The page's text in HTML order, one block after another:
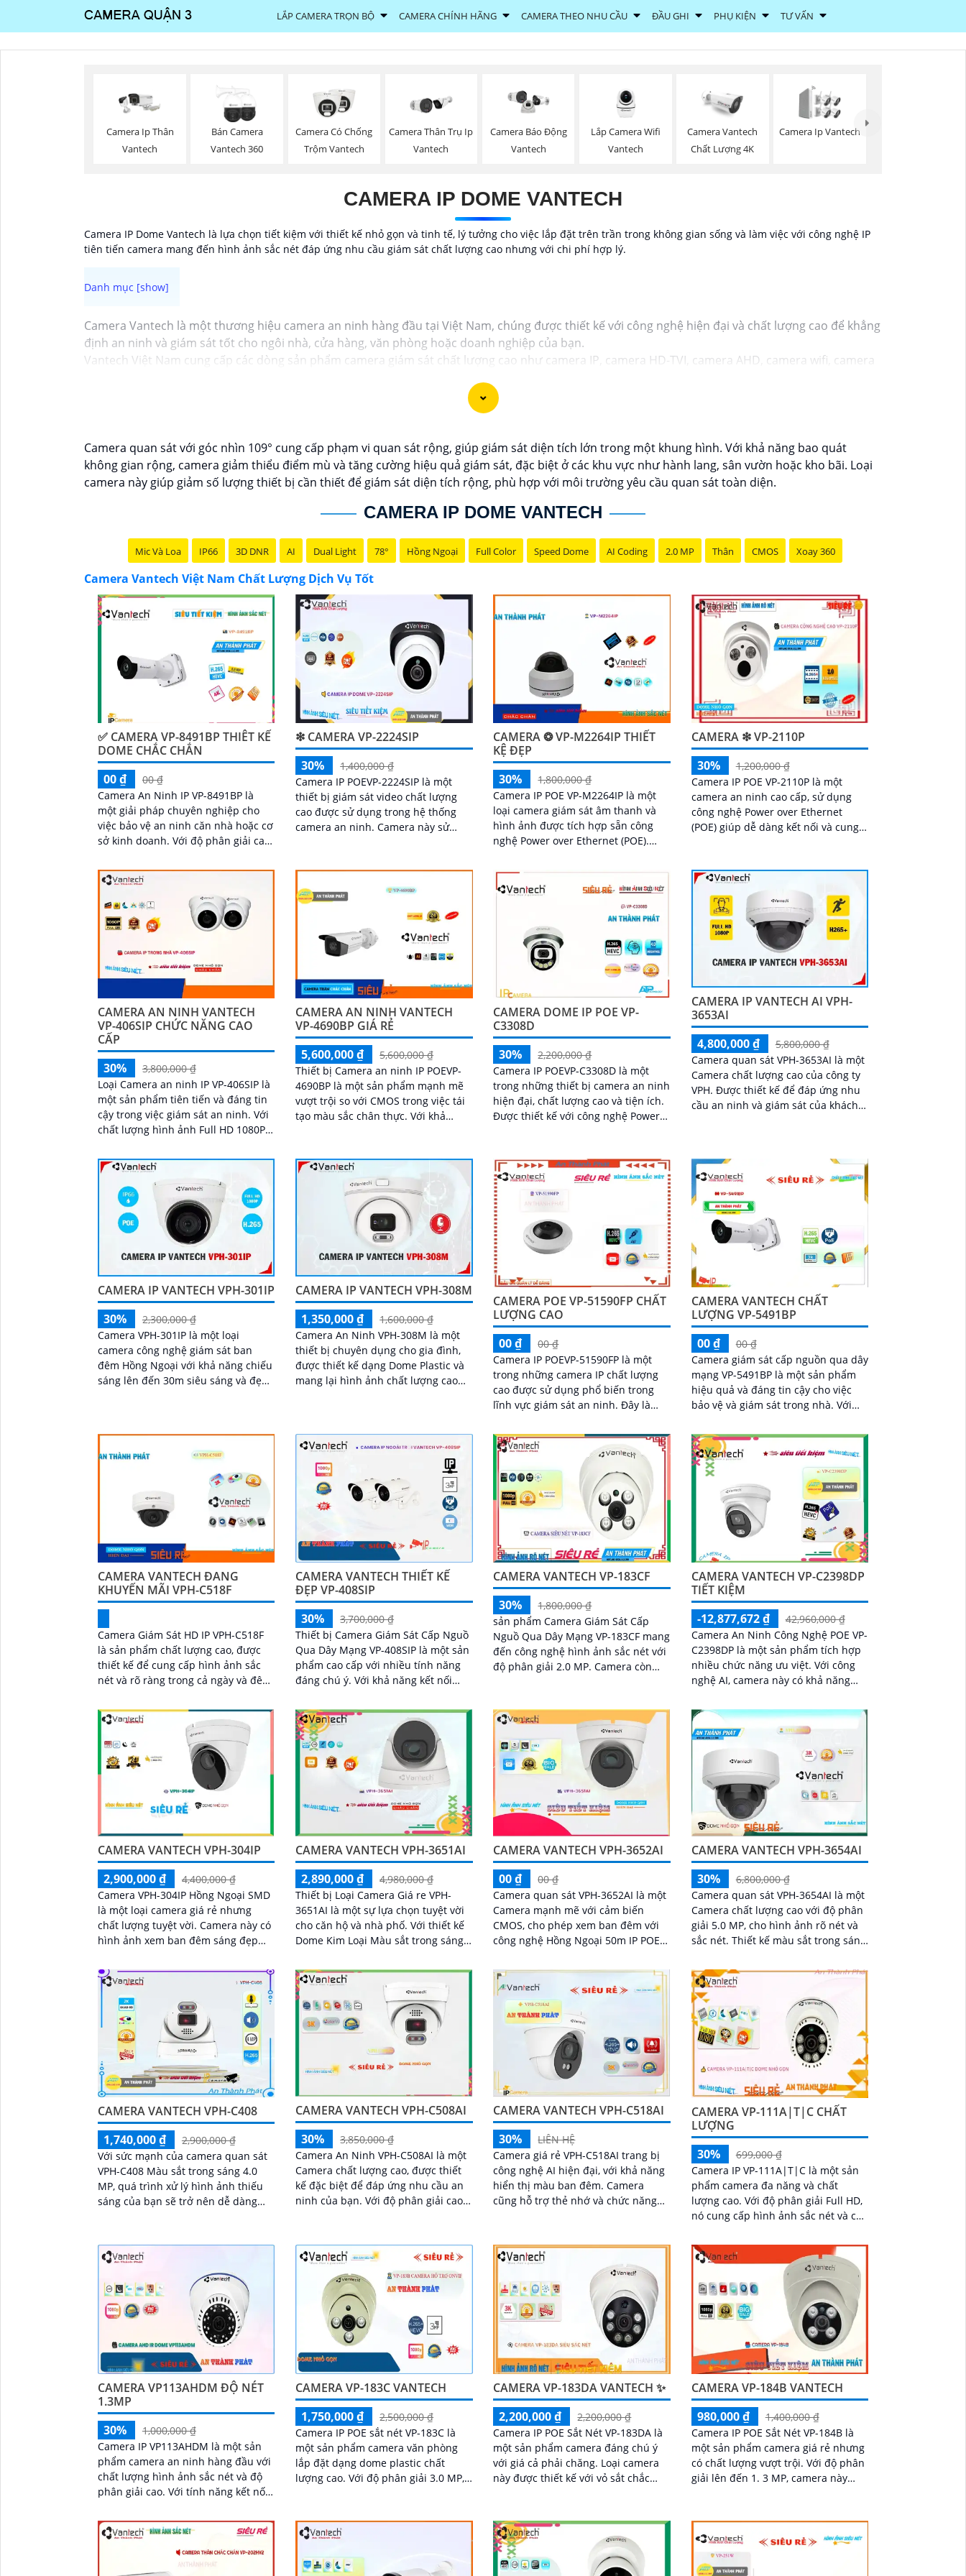
LẮP CAMERA TRỌN BỘ CAMERA CHÍNH HÃNG CAMERA THEO NHU CẦU ĐẦU GHI PHỤ KIỆN TƯ VẤN
Camera Ip Thân
Vantech
Bán Camera
Vantech 360
Camera Có Chống
Trộm Vantech
Camera Thân Trụ Ip
Vantech
Camera Báo Động
Vantech
Lắp Camera Wifi
Vantech
Camera Vantech
Chất Lượng 4K
Camera Ip Vantech
CAMERA IP DOME VANTECH
Camera IP Dome Vantech là lựa chọn tiết kiệm với thiết kế nhỏ gọn và tinh tế, lý tưởng cho việc lắp đặt trên trần trong không gian sống và làm việc với công nghệ IP
tiên tiến camera mang đến hình ảnh sắc nét đáp ứng nhu cầu giám sát chất lượng cao nhưng với chi phí hợp lý.
Camera Vantech là một thương hiệu camera an ninh hàng đầu tại Việt Nam, chúng được thiết kế với công nghệ hiện đại và chất lượng cao để khẳng
định an ninh và giám sát tốt cho ngôi nhà, cửa hàng, văn phòng hoặc doanh nghiệp của bạn.
Vantech Việt Nam cung cấp các dòng sản phẩm camera giám sát chất lượng cao như camera IP, camera HD-TVI, camera AHD, camera wifi, camera
Điểm mạnh của Camera Vantech là chất lượng dịch vụ tốt và hỗ trợ khách hàng chu đáo. Đội ngũ nhân viên kỹ thuật chuyên nghiệp của Vantech sẽ
giúp bạn lựa chọn giải pháp camera phù hợp với nhu cầu và ngân sách của bạn.
hàng đầu mà bạn có thể tin tưởng.
Camera quan sát với góc nhìn 109° cung cấp phạm vi quan sát rộng, giúp giám sát diện tích lớn trong một khung hình. Với khả năng bao quát
không gian rộng, camera giảm thiểu điểm mù và tăng cường hiệu quả giám sát, đặc biệt ở các khu vực như hành lang, sân vườn hoặc kho bãi. Loại
camera này giúp giảm số lượng thiết bị cần thiết để giám sát diện tích rộng, phù hợp với môi trường yêu cầu quan sát toàn diện.
CAMERA IP DOME VANTECH
Mic Và Loa IP66 3D DNR AI Dual Light 78° Hồng Ngoại Full Color Speed Dome AI Coding 2.0 MP Thân CMOS Xoay 360
Camera Vantech Việt Nam Chất Lượng Dịch Vụ Tốt
✅ CAMERA VP-8491BP THIÊT KẾ
DOME CHẮC CHẮN
00 ₫
00 ₫
Camera An Ninh IP VP-8491BP là
một giải pháp chuyên nghiệp cho
việc bảo vệ an ninh căn nhà hoặc cơ
sở kinh doanh. Với độ phân giải cao
dùng xem hình ảnh sắc nét và chi
tiết từ xa
❇ CAMERA VP-2224SIP
30%
1,400,000 ₫
Camera IP POEVP-2224SIP là một
thiết bị giám sát video chất lượng
cao được sử dụng trong hệ thống
camera an ninh. Camera này sử
và truyền dữ liệu thông qua một dây
cáp duy nhất
CAMERA ❂ VP-M2264IP THIẾT
KỆ ĐẸP
30%
1,800,000 ₫
Camera IP POE VP-M2264IP là một
loại camera giám sát âm thanh và
hình ảnh được tích hợp sẵn công
nghệ Power over Ethernet (POE).
dàng cài đặt và sử...
CAMERA ❇ VP-2110P
30%
1,200,000 ₫
Camera IP POE VP-2110P là một
camera an ninh cao cấp, sử dụng
công nghệ Power over Ethernet
(POE) giúp dễ dàng kết nối và cung
Full HD 1080p, hình ảnh sắc nét và
rõ ràng
CAMERA AN NINH VANTECH
VP-406SIP CHỨC NĂNG CAO
CẤP
30%
3,800,000 ₫
Loại Camera an ninh IP VP-406SIP là
một sản phẩm tiên tiến và đáng tin
cậy trong việc giám sát an ninh. Với
chất lượng hình ảnh Full HD 1080P,
tiết
CAMERA AN NINH VANTECH
VP-4690BP GIÁ RẺ
5,600,000 ₫
5,600,000 ₫
Thiết bị Camera an ninh IP POEVP-
4690BP là một sản phẩm mạnh mẽ
vượt trội so với CMOS trong việc tái
tạo màu sắc chân thực. Với khả
CAMERA DOME IP POE VP-
C3308D
30%
2,200,000 ₫
Camera IP POEVP-C3308D là một
trong những thiết bị camera an ninh
hiện đại, chất lượng cao và tiện ích.
Được thiết kế với công nghệ Power
CAMERA IP VANTECH AI VPH-
3653AI
4,800,000 ₫
5,800,000 ₫
Camera quan sát VPH-3653AI là một
Camera chất lượng cao của công ty
VPH. Được thiết kế để đáp ứng nhu
cầu an ninh và giám sát của khách
CAMERA IP VANTECH VPH-301IP
30%
2,300,000 ₫
Camera VPH-301IP là một loại
camera công nghệ giám sát ban
đêm Hồng Ngoại với khả năng chiếu
sáng lên đến 30m siêu sáng và đẹp
CAMERA IP VANTECH VPH-308M
1,350,000 ₫
1,600,000 ₫
Camera An Ninh VPH-308M là một
thiết bị chuyên dụng cho gia đình,
được thiết kế dạng Dome Plastic và
mang lại hình ảnh chất lượng cao
CAMERA POE VP-51590FP CHẤT
LƯỢNG CAO
00 ₫
00 ₫
Camera IP POEVP-51590FP là một
trong những camera IP chất lượng
cao được sử dụng phổ biến trong
lĩnh vực giám sát an ninh. Đây là
Ethernet), có nghĩa...
CAMERA VANTECH CHẤT
LƯỢNG VP-5491BP
00 ₫
00 ₫
Camera giám sát cấp nguồn qua dây
mạng VP-5491BP là một sản phẩm
hiệu quả và đáng tin cậy cho việc
bảo vệ và giám sát trong nhà. Với
120db, camera...
CAMERA VANTECH ĐANG
KHUYẾN MÃI VPH-C518F
Camera Giám Sát HD IP VPH-C518F
là sản phẩm chất lượng cao, được
thiết kế để cung cấp hình ảnh sắc
nét và rõ ràng trong cả ngày và đêm.
CAMERA VANTECH THIẾT KẾ
ĐẸP VP-408SIP
30%
3,700,000 ₫
Thiết bị Camera Giám Sát Cấp Nguồ
Qua Dây Mạng VP-408SIP là một sản
phẩm cao cấp với nhiều tính năng
đáng chú ý. Với khả năng kết nối
dùng giám sát từ xa mọi hoạt động
trong khu vực được bảo vệ
CAMERA VANTECH VP-183CF
30%
1,800,000 ₫
sản phẩm Camera Giám Sát Cấp
Nguồ Qua Dây Mạng VP-183CF mang
đến công nghệ hình ảnh sắc nét với
độ phân giải 2.0 MP. Camera còn
CAMERA VANTECH VP-C2398DP
TIẾT KIỆM
-12,877,672 ₫
42,960,000 ₫
Camera An Ninh Công Nghệ POE VP-
C2398DP là một sản phẩm tích hợp
nhiều chức năng ưu việt. Với công
nghệ AI, camera này có khả năng
trong hình ảnh một cách chính xác
CAMERA VANTECH VPH-304IP
2,900,000 ₫
4,400,000 ₫
Camera VPH-304IP Hồng Ngoại SMD
là một loại camera giá rẻ nhưng
chất lượng tuyệt vời. Camera này có
hình ảnh xem ban đêm sáng đẹp
đến 50m
CAMERA VANTECH VPH-3651AI
2,890,000 ₫
4,980,000 ₫
Thiết bị Loại Camera Giá re VPH-
3651AI là một sự lựa chọn tuyệt vời
cho căn hộ và nhà phố. Với thiết kế
Dome Kim Loại Màu sắt trong sáng
CAMERA VANTECH VPH-3652AI
00 ₫
00 ₫
Camera quan sát VPH-3652AI là một
Camera mạnh mẽ với cảm biến
CMOS, cho phép xem ban đêm với
công nghệ Hồng Ngoại 50m IP POE.
ảnh thiếu sáng tốt nhờ công nghệ
Hồng Ngoại SMD
CAMERA VANTECH VPH-3654AI
30%
6,800,000 ₫
Camera quan sát VPH-3654AI là một
Camera chất lượng cao với độ phân
giải 5.0 MP, cho hình ảnh rõ nét và
sắc nét. Thiết kế màu sắt trong sáng
cao
CAMERA VANTECH VPH-C408
1,740,000 ₫
2,900,000 ₫
Với sức mạnh của camera quan sát
VPH-C408 Màu sắt trong sáng 4.0
MP, quá trình xử lý hình ảnh thiếu
sáng của bạn sẽ trở nên dễ dàng
CAMERA VANTECH VPH-C508AI
30%
3,850,000 ₫
Camera An Ninh VPH-C508AI là một
Camera chất lượng cao, được thiết
kế đặc biệt để đáp ứng nhu cầu an
ninh của bạn. Với độ phân giải cao
CAMERA VANTECH VPH-C518AI
30%
LIÊN HỆ
Camera giá rẻ VPH-C518AI trang bị
công nghệ AI hiện đại, với khả năng
hiển thị màu ban đêm. Camera
cũng hỗ trợ thẻ nhớ và chức năng
CAMERA VP-111A|T|C CHẤT
LƯỢNG
30%
699,000 ₫
Camera IP VP-111A|T|C là một sản
phẩm camera đa năng và chất
lượng cao. Với độ phân giải Full HD,
nó cung cấp hình ảnh sắc nét và chi
cắt...
CAMERA VP113AHDM ĐỘ NÉT
1.3MP
30%
1,000,000 ₫
Camera IP VP113AHDM là một sản
phẩm camera an ninh hàng đầu với
chất lượng hình ảnh sắc nét và độ
phân giải cao. Với tính năng kết nối
và kiểm soát camera từ xa bằng điện
thoại thông minh hoặc máy tính
CAMERA VP-183C VANTECH
1,750,000 ₫
2,500,000 ₫
Camera IP POE sắt nét VP-183C là
một sản phẩm camera văn phòng
lắp đặt dạng dome plastic chất
lượng cao. Với độ phân giải 3.0 MP,
CAMERA VP-183DA VANTECH ✨
2,200,000 ₫
2,200,000 ₫
Camera IP POE Sắt Nét VP-183DA là
một sản phẩm camera đáng chú ý
với giá cả phải chăng. Loại camera
này được thiết kế với vỏ sắt chắc
CAMERA VP-184B VANTECH
980,000 ₫
1,400,000 ₫
Camera IP POE Sắt Nét VP-184B là
một sản phẩm camera giá rẻ nhưng
có chất lượng vượt trội. Với độ phân
giải lên đến 1. 3 MP, camera này